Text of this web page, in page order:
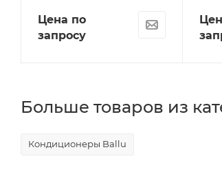
Цена по
запросу
Больше товаров из
Кондиционеры Ballu